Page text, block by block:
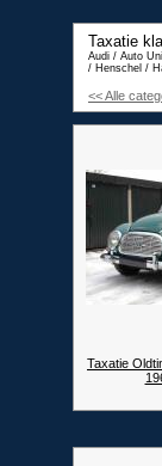
Taxatie
Audi / Auto
/ Henschel /
<< Alle
Taxatie